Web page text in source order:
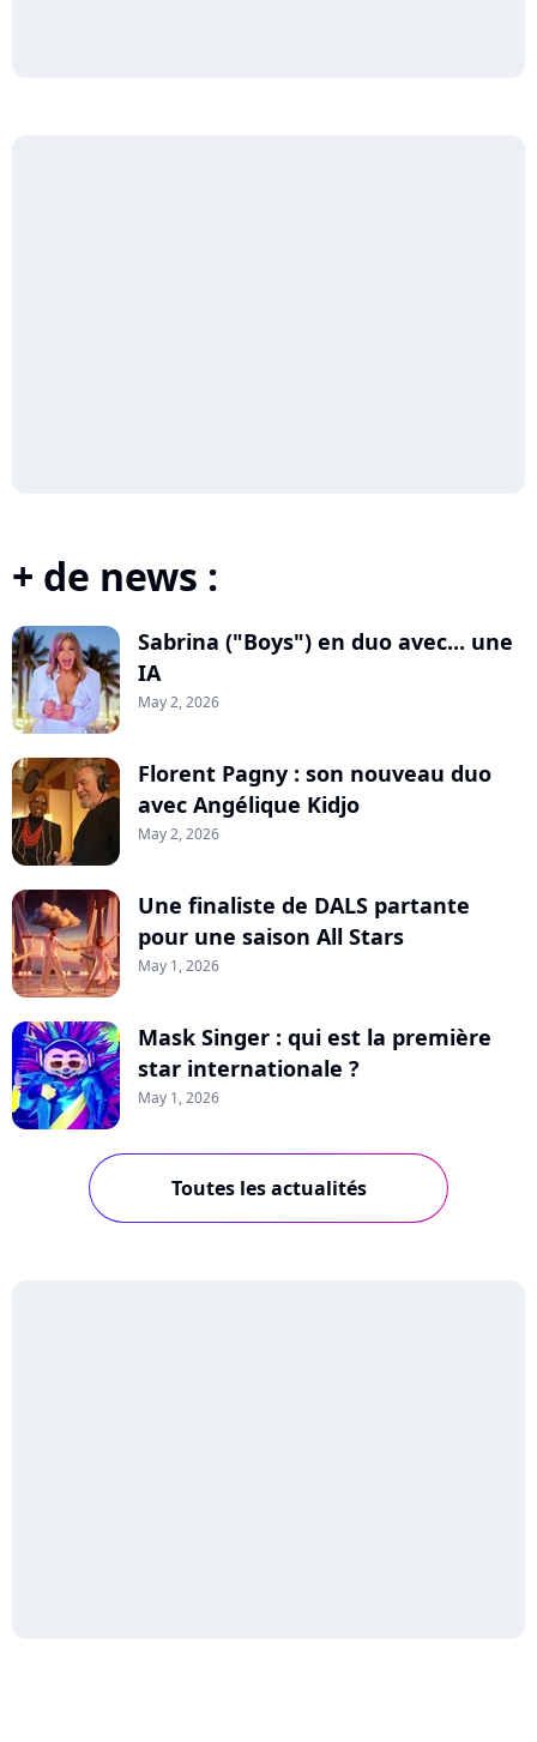
+ de news :
Sabrina ("Boys") en duo avec... une
IA
May 2, 2026
Florent Pagny : son nouveau duo
avec Angélique Kidjo
May 2, 2026
Une finaliste de DALS partante
pour une saison All Stars
May 1, 2026
Mask Singer : qui est la première
star internationale ?
May 1, 2026
Toutes les actualités